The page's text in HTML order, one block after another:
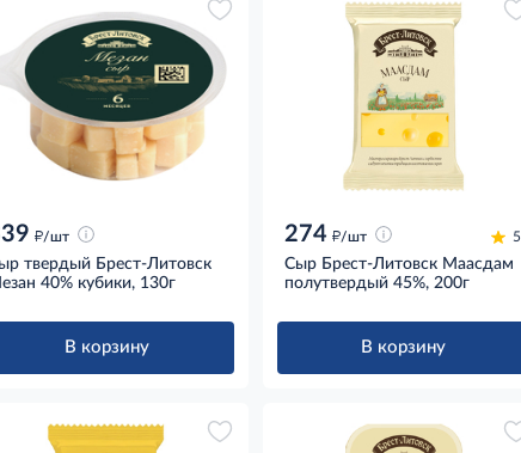
д/шт
твердый Брест-Литовск
40% кубики, 130г
В корзину
274 д/шт 5
Сыр Брест-Литовск Маасдам
полутвердый 45%, 200г
В корзину